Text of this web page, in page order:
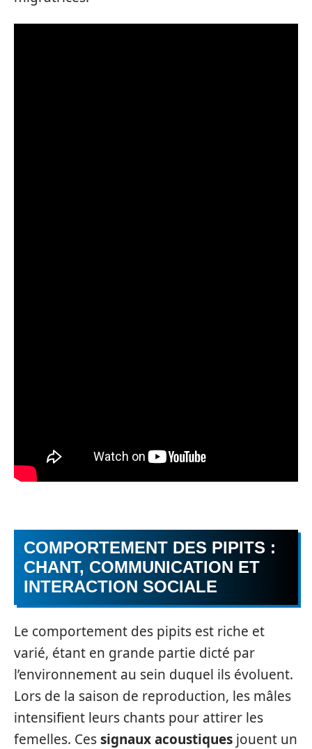
COMPORTEMENT DES PIPITS :
CHANT, COMMUNICATION ET
INTERACTION SOCIALE
Le comportement des pipits est riche et
varié, étant en grande partie dicté par
l’environnement au sein duquel ils évoluent.
Lors de la saison de reproduction, les mâles
intensifient leurs chants pour attirer les
femelles. Cessignaux acoustiques jouent un